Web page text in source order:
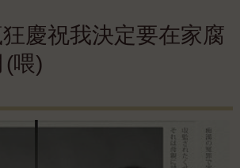
慶祝我決定要在家腐
(喂)